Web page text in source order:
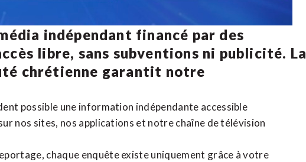
indépendant financé par des
libre, sans subventions ni publicité. La
chrétienne garantit notre
possible une information indépendante accessible
nos sites, nos applications et notrechaîne de télévision
chaque enquête existe uniquement grâce à votre